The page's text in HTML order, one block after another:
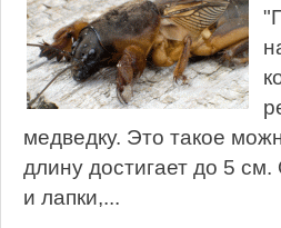
медведку. Это такое
длину достигает до 5
и лапки,...